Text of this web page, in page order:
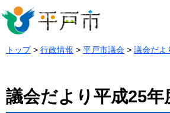
トップ> 行政情報 > 平戸市議会 > 議会だよ
議会だより平成25年